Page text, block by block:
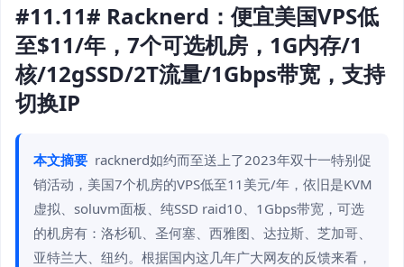
#11.11# Racknerd：便宜美国VPS低
至$11/年，7个可选机房，1G内存/1
核/12gSSD/2T流量/1Gbps带宽，支持
切换IP
本文摘要 racknerd如约而至送上了2023年双十一特别促
销活动，美国7个机房的VPS低至11美元/年，依旧是KVM
虚拟、soluvm面板、纯SSD raid10、1Gbps带宽，可选
的机房有：洛杉矶、圣何塞、西雅图、达拉斯、芝加哥、
亚特兰大、纽约。根据国内这几年广大网友的反馈来看，